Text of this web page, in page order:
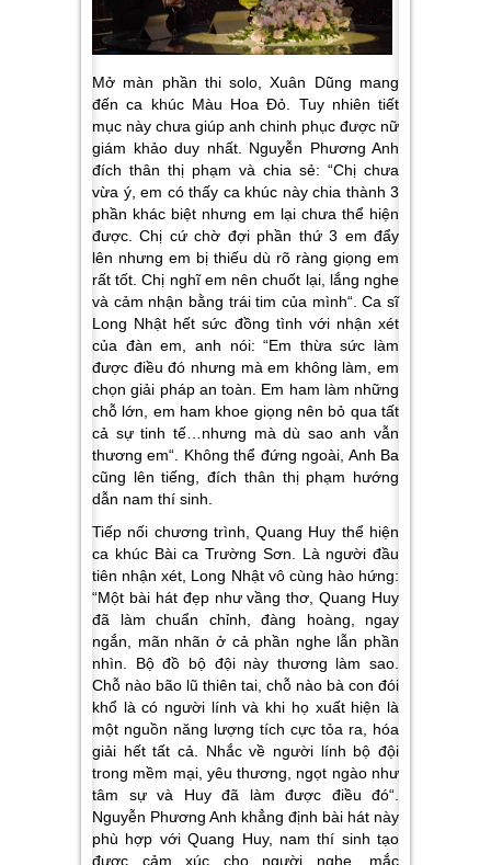
Mở màn phần thi solo, Xuân Dũng mang
đến ca khúc Màu Hoa Đỏ. Tuy nhiên tiết
mục này chưa giúp anh chinh phục được nữ
giám khảo duy nhất. Nguyễn Phương Anh
đích thân thị phạm và chia sẻ: “Chị chưa
vừa ý, em có thấy ca khúc này chia thành 3
phần khác biệt nhưng em lại chưa thể hiện
được. Chị cứ chờ đợi phần thứ 3 em đẩy
lên nhưng em bị thiếu dù rõ ràng giọng em
rất tốt. Chị nghĩ em nên chuốt lại, lắng nghe
và cảm nhận bằng trái tim của mình“. Ca sĩ
Long Nhật hết sức đồng tình với nhận xét
của đàn em, anh nói: “Em thừa sức làm
được điều đó nhưng mà em không làm, em
chọn giải pháp an toàn. Em ham làm những
chỗ lớn, em ham khoe giọng nên bỏ qua tất
cả sự tinh tế…nhưng mà dù sao anh vẫn
thương em“. Không thể đứng ngoài, Anh Ba
cũng lên tiếng, đích thân thị phạm hướng
dẫn nam thí sinh.
Tiếp nối chương trình, Quang Huy thể hiện
ca khúc Bài ca Trường Sơn. Là người đầu
tiên nhận xét, Long Nhật vô cùng hào hứng:
“Một bài hát đẹp như vầng thơ, Quang Huy
đã làm chuẩn chỉnh, đàng hoàng, ngay
ngắn, mãn nhãn ở cả phần nghe lẫn phần
nhìn. Bộ đồ bộ đội này thương làm sao.
Chỗ nào bão lũ thiên tai, chỗ nào bà con đói
khổ là có người lính và khi họ xuất hiện là
một nguồn năng lượng tích cực tỏa ra, hóa
giải hết tất cả. Nhắc về người lính bộ đội
trong mềm mại, yêu thương, ngọt ngào như
tâm sự và Huy đã làm được điều đó“.
Nguyễn Phương Anh khẳng định bài hát này
phù hợp với Quang Huy, nam thí sinh tạo
được cảm xúc cho người nghe, mắc